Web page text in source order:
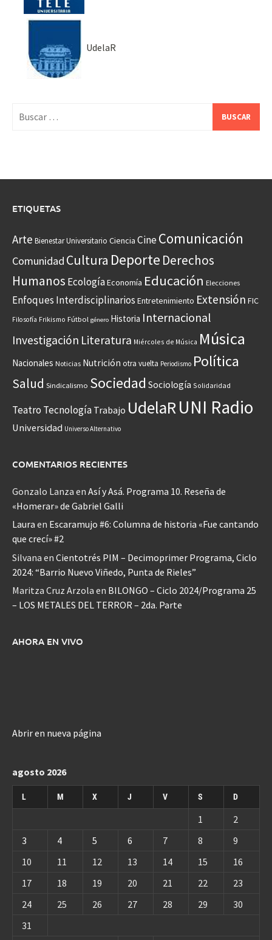
UdelaR
ETIQUETAS
Arte Bienestar Universitario Ciencia CineComunicación
Comunidad Cultura Deporte Derechos
Humanos EcologíaEconomía Educación Elecciones
Enfoques Interdisciplinarios Entretenimiento Extensión FIC
Filosofía Frikismo Fútbol género Historia Internacional
Investigación Literatura Miércoles de Música Música
Nacionales Noticias Nutrición otra vuelta Periodismo Política
Salud Sindicalismo Sociedad Sociología Solidaridad
Teatro Tecnología Trabajo UdelaR UNI Radio
Universidad Universo Alternativo
COMENTARIOS RECIENTES
Gonzalo Lanza en Así y Asá. Programa 10. Reseña de
«Homerar» de Gabriel Galli
Laura en Escaramujo #6: Columna de historia «Fue cantando
que crecí» #2
Silvana en Cientotrés PIM – Decimoprimer Programa, Ciclo
2024: “Barrio Nuevo Viñedo, Punta de Rieles”
Maritza Cruz Arzola en BILONGO – Ciclo 2024/Programa 25
– LOS METALES DEL TERROR – 2da. Parte
AHORA EN VIVO
Abrir en nueva página
agosto 2026
L M X J V S D
1
2
3
4 5 6 7 8
9
10
11 12 13 14 15
16
17
18 19 20 21 22
23
24
25 26 27 28 29
30
31